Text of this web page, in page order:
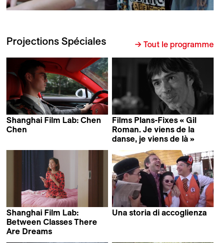
Projections Spéciales → Tout le programme
Shanghai Film Lab: Chen
Chen
Films Plans-Fixes « Gil
Roman. Je viens de la
danse, je viens de là »
Shanghai Film Lab:
Between Classes There
Are Dreams
Una storia di accoglienza